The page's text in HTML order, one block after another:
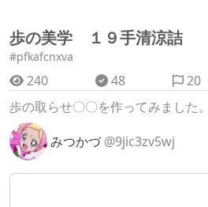
歩の美学 １９手清涼詰
#pfkafcnxva
240 48 20
歩の取らせ〇〇を作ってみました。
みつかづ @9jic3zv5wj